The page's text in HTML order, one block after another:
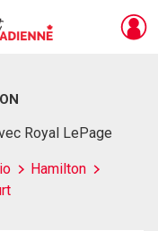
Royal LePage
Hamilton